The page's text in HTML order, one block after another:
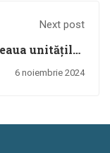
Next post
unităților
de învățământ
6 noiembrie 2024